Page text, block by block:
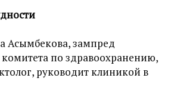
Асымбекова, зампред
по здравоохранению,
руководит клиникой в